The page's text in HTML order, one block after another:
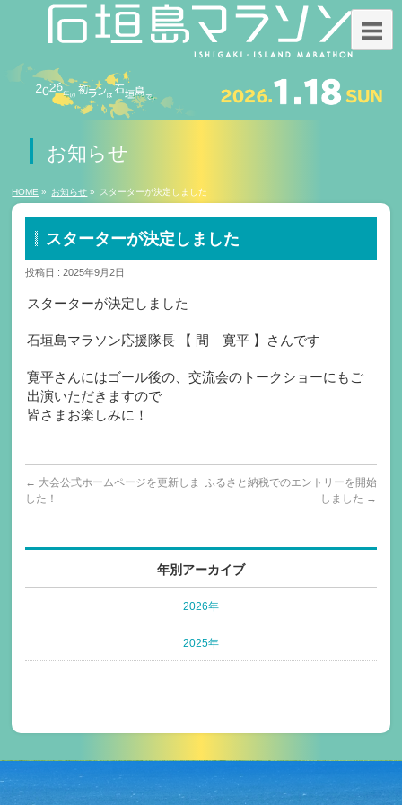
お知らせ
HOME » お知らせ » スターターが決定しました
スターターが決定しました
投稿日 : 2025年9月2日
スターターが決定しました
石垣島マラソン応援隊長 【 間 寛平 】さんです
寛平さんにはゴール後の、交流会のトークショーにもご
出演いただきますので
皆さまお楽しみに！
← 大会公式ホームページを更新しま
した！
ふるさと納税でのエントリーを開始
しました →
年別アーカイブ
2026年
2025年